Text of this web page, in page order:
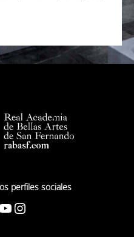
perfiles sociales
YouTube Instagram